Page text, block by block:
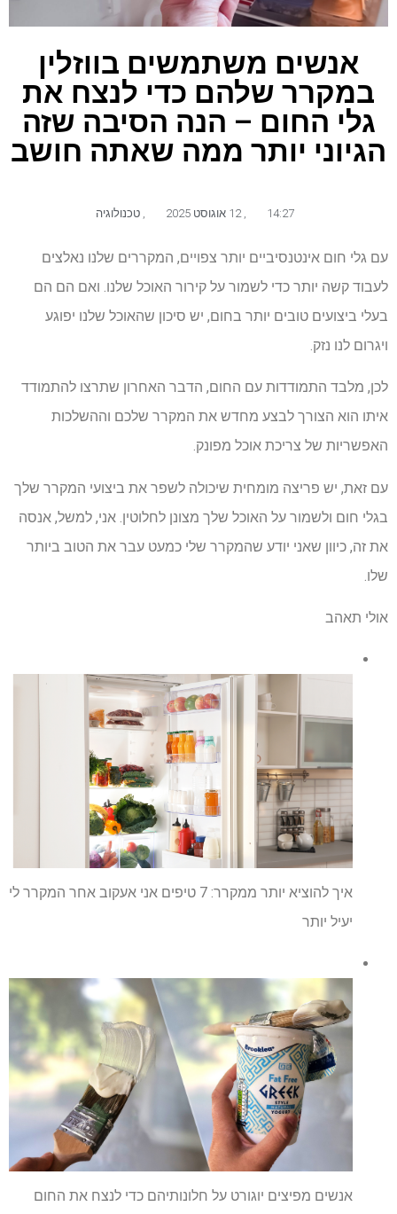
אנשים משתמשים בווזלין
במקרר שלהם כדי לנצח את
גלי החום – הנה הסיבה שזה
הגיוני יותר ממה שאתה חושב
14:27 טכנולוגיה
עם גלי חום אינטנסיביים יותר צפויים, המקררים שלנו נאלצים
לעבוד קשה יותר כדי לשמור על קירור האוכל שלנו. ואם הם הם
בעלי ביצועים טובים יותר בחום, יש סיכון שהאוכל שלנו יפוגע
ויגרום לנו נזק.
לכן, מלבד התמודדות עם החום, הדבר האחרון שתרצו להתמודד
איתו הוא הצורך לבצע מחדש את המקרר שלכם וההשלכות
האפשריות של צריכת אוכל מפונק.
עם זאת, יש פריצה מומחית שיכולה לשפר את ביצועי המקרר שלך
בגלי חום ולשמור על האוכל שלך מצונן לחלוטין. אני, למשל, אנסה
את זה, כיוון שאני יודע שהמקרר שלי כמעט עבר את הטוב ביותר
שלו.
אולי תאהב
איך להוציא יותר ממקרר: 7 טיפים אני אעקוב אחר המקרר לי
יעיל יותר
אנשים מפיצים יוגורט על חלונותיהם כדי לנצח את החום